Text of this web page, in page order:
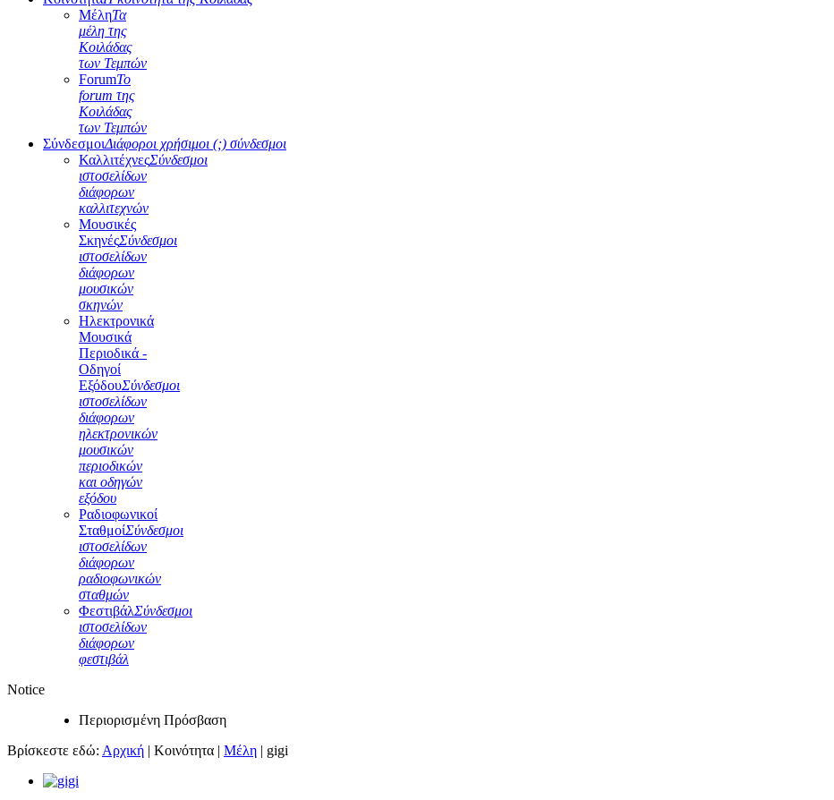
ΜέληΤα
μέλη της
Κοιλάδας
των Τεμπών
ForumΤο
forum της
Κοιλάδας
των Τεμπών
ΣύνδεσμοιΔιάφοροι χρήσιμοι (;) σύνδεσμοι
ΚαλλιτέχνεςΣύνδεσμοι
ιστοσελίδων
διάφορων
καλλιτεχνών
Μουσικές
ΣκηνέςΣύνδεσμοι
ιστοσελίδων
διάφορων
μουσικών
σκηνών
Ηλεκτρονικά
Μουσικά
Περιοδικά -
Οδηγοί
ΕξόδουΣύνδεσμοι
ιστοσελίδων
διάφορων
ηλεκτρονικών
μουσικών
περιοδικών
και οδηγών
εξόδου
Ραδιοφωνικοί
ΣταθμοίΣύνδεσμοι
ιστοσελίδων
διάφορων
ραδιοφωνικών
σταθμών
ΦεστιβάλΣύνδεσμοι
ιστοσελίδων
διάφορων
φεστιβάλ
Notice
Περιορισμένη Πρόσβαση
Βρίσκεστε εδώ: Αρχική | Κοινότητα | Μέλη | gigi